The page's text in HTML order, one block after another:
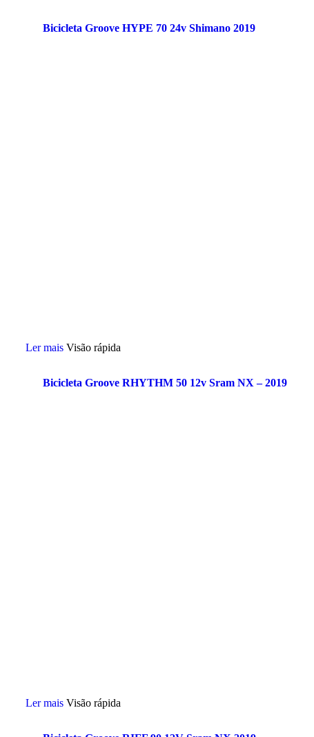
Bicicleta Groove HYPE 70 24v Shimano 2019
Ler mais Visão rápida
Bicicleta Groove RHYTHM 50 12v Sram NX – 2019
Ler mais Visão rápida